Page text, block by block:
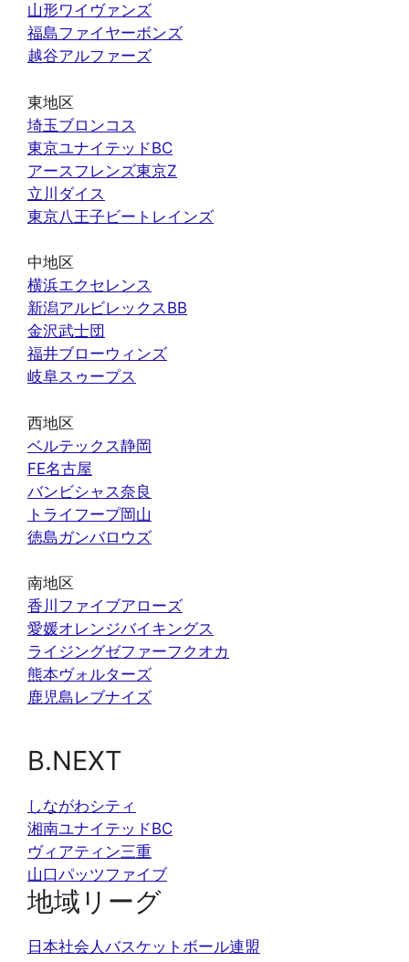
山形ワイヴァンズ
福島ファイヤーボンズ
越谷アルファーズ
東地区
埼玉ブロンコス
東京ユナイテッドBC
アースフレンズ東京Z
立川ダイス
東京八王子ビートレインズ
中地区
横浜エクセレンス
新潟アルビレックスBB
金沢武士団
福井ブローウィンズ
岐阜スゥープス
西地区
ベルテックス静岡
FE名古屋
バンビシャス奈良
トライフープ岡山
徳島ガンバロウズ
南地区
香川ファイブアローズ
愛媛オレンジバイキングス
ライジングゼファーフクオカ
熊本ヴォルターズ
鹿児島レブナイズ
B.NEXT
しながわシティ
湘南ユナイテッドBC
ヴィアティン三重
山口パッツファイブ
地域リーグ
日本社会人バスケットボール連盟